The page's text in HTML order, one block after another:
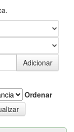
Ordenar